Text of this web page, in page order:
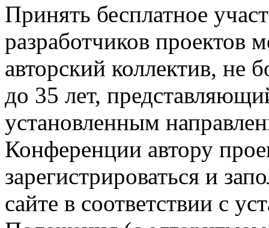
Принять бесплатное
разработчиков проектов
авторский коллектив, не
до 35 лет,
установленным
Конференции автору
зарегистрироваться и
сайте в соответствии с